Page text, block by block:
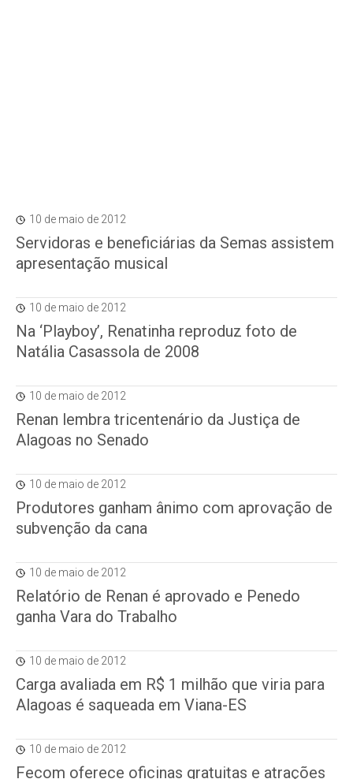
10 de maio de 2012
Servidoras e beneficiárias da Semas assistem
apresentação musical
10 de maio de 2012
Na ‘Playboy’, Renatinha reproduz foto de
Natália Casassola de 2008
10 de maio de 2012
Renan lembra tricentenário da Justiça de
Alagoas no Senado
10 de maio de 2012
Produtores ganham ânimo com aprovação de
subvenção da cana
10 de maio de 2012
Relatório de Renan é aprovado e Penedo
ganha Vara do Trabalho
10 de maio de 2012
Carga avaliada em R$ 1 milhão que viria para
Alagoas é saqueada em Viana-ES
10 de maio de 2012
Fecom oferece oficinas gratuitas e atrações